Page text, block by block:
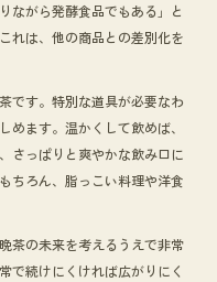
ながら発酵食品でもある」と
れは、他の商品との差別化を
です。特別な道具が必要なわ
めます。温かくして飲めば、
さっぱりと爽やかな飲み口に
ちろん、脂っこい料理や洋食
茶の未来を考えるうえで非常
で続けにくければ広がりにく